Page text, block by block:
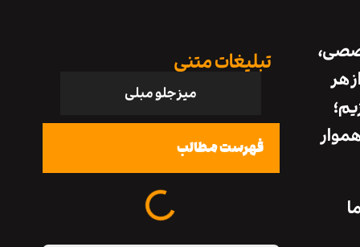
هر
تبلیغات متنی
میز جلو مبلی
فهرست مطالب